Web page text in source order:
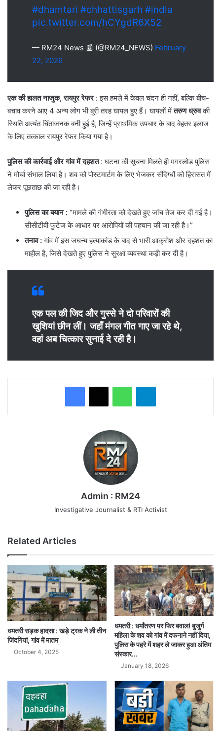
#dhamtari #chhattisgarh #india
pic.twitter.com/hCYgdR6X52
— RM24 News 📰 (@RM24_NEWS) February
22, 2026
एक की हालत नाजुक, रायपुर रेफर: इस हमले में केवल चंदन ही नहीं, बल्कि बीच-
बचाव करने आए 4 अन्य लोग भी बुरी तरह घायल हुए हैं। घायलों मेंतरुण ध्रुवकी
स्थिति अत्यंत चिंताजनक बनी हुई है, जिन्हें प्राथमिक उपचार के बाद बेहतर इलाज
के लिए तत्काल रायपुर रेफर किया गया है।
पुलिस की कार्रवाई और गांव में दहशत: घटना की सूचना मिलते ही मगरलोड पुलिस
ने मोर्चा संभाल लिया है। शव को पोस्टमार्टम के लिए भेजकर संदिग्धों को हिरासत में
लेकर पूछताछ की जा रही है।
पुलिस का बयान : “मामले की गंभीरता को देखते हुए जांच तेज कर दी गई है।
सीसीटीवी फुटेज के आधार पर आरोपियों की पहचान की जा रही है।”
तनाव :गांव में इस जघन्य हत्याकांड के बाद से भारी आक्रोश और दहशत का
माहौल है, जिसे देखते हुए पुलिस ने सुरक्षा व्यवस्था कड़ी कर दी है।
एक पल की जिद और गुस्से ने दो परिवारों की
खुशियां छीन लीं। जहाँ मंगल गीत गाए जा रहे थे,
वहां अब चित्कार सुनाई दे रही है।
WhatsAppTelegram
Admin : RM24
Investigative Journalist & RTI Activist
Related Articles
धमतरी सड़क हादसा : खड़े ट्रक ने ली तीन
जिंदगियां, गांव में मातम
October 4, 2025
धमतरी : धर्मांतरण पर फिर बवाल! बुजुर्ग
महिला के शव को गांव में दफनाने नहीं दिया,
पुलिस के पहरे में शहर ले जाकर हुआ अंतिम
संस्कार…
January 18, 2026